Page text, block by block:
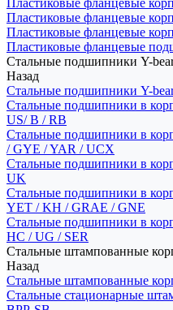
Пластиковые фланцевые
Пластиковые фланцевые
Пластиковые фланцевые
Пластиковые фланцевые
Стальные подшипники Y-
Назад
Стальные подшипники Y-
Стальные подшипники в
US/ B / RB
Стальные подшипники в
/ GYE / YAR / UCX
Стальные подшипники в
UK
Стальные подшипники в
YET / KH / GRAE / GNE
Стальные подшипники в
HC / UG / SER
Стальные штампованные
Назад
Стальные штампованные
Стальные стационарные